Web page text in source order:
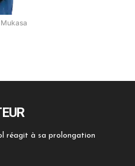
réagit à sa prolongation